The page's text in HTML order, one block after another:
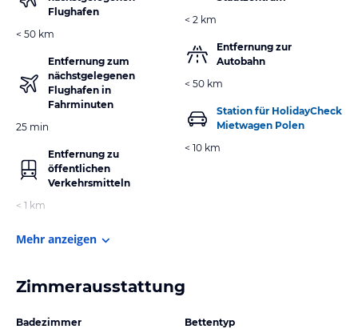
Flughafen
< 50 km
Entfernung zum
nächstgelegenen
Flughafen in
Fahrminuten
25 min
Entfernung zu
öffentlichen
Verkehrsmitteln
< 1 km
< 2 km
Entfernung zur
Autobahn
< 50 km
Station für HolidayCheck
Mietwagen Polen
< 10 km
Mehr anzeigen
Zimmerausstattung
Badezimmer
Bettentyp